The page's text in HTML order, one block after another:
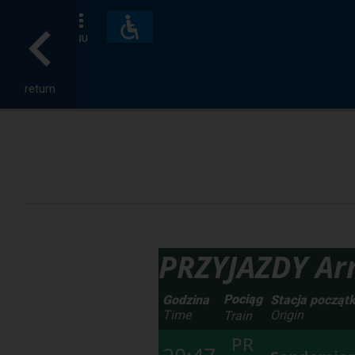
return
MENU
Accessibility
and
PRZYJAZDY
Godzina
Time
Pociąg
Train
Stacja
Origin
PR